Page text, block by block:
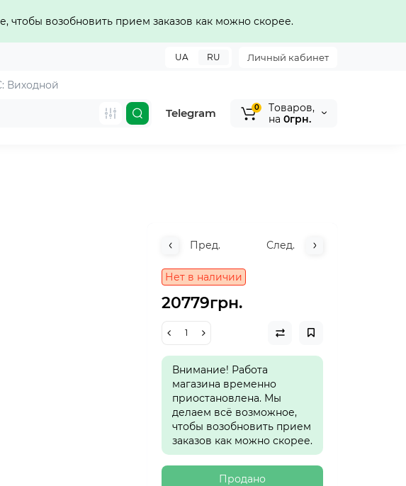
возобновить прием заказов как можно скорее.
Личный кабинет
UA RU
Виходной
Telegram 0
Tоваров,
на 0грн.
Пред. След.
Нет в наличии
20779грн.
Внимание! Работа
магазина временно
приостановлена. Мы
делаем всё возможное,
чтобы возобновить прием
заказов как можно скорее.
Продано